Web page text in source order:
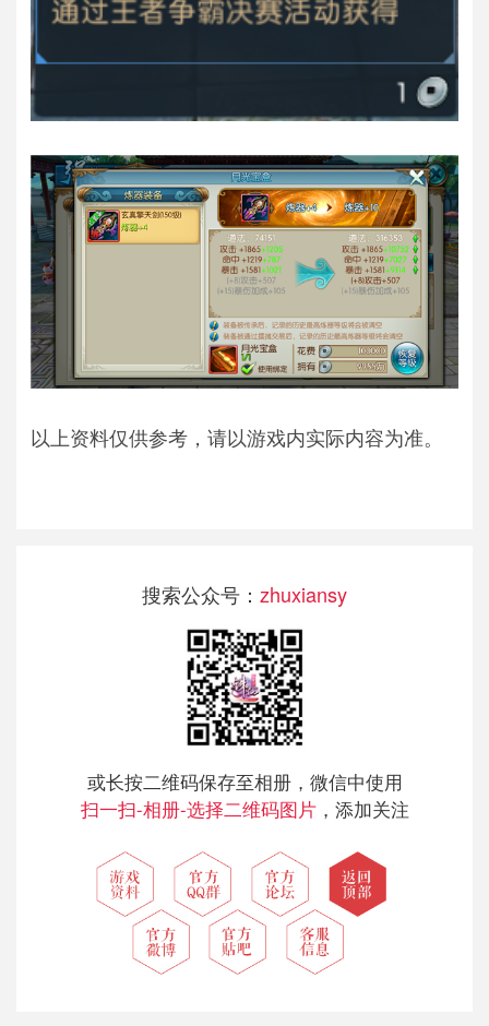
以上资料仅供参考，请以游戏内实际内容为准。
搜索公众号： zhuxiansy
或长按二维码保存至相册，微信中使用
扫一扫-相册-选择二维码图片，添加关注